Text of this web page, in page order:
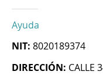
Ayuda
NIT: 8020189374
DIRECCIÓN: CALLE